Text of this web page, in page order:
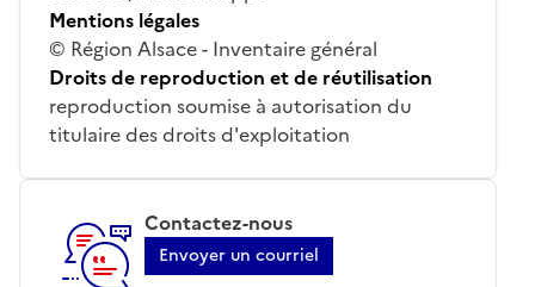
Mentions légales
© Région Alsace - Inventaire général
Droits de reproduction et de réutilisation
reproduction soumise à autorisation du
titulaire des droits d'exploitation
Contactez-nous
Envoyer un courriel